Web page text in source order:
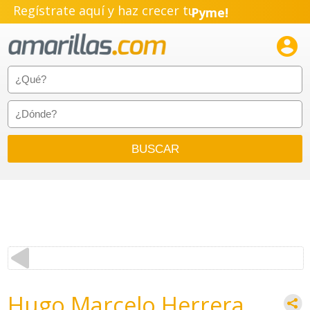
Regístrate aquí y haz crecer tuPyme!
Emprendimiento!
